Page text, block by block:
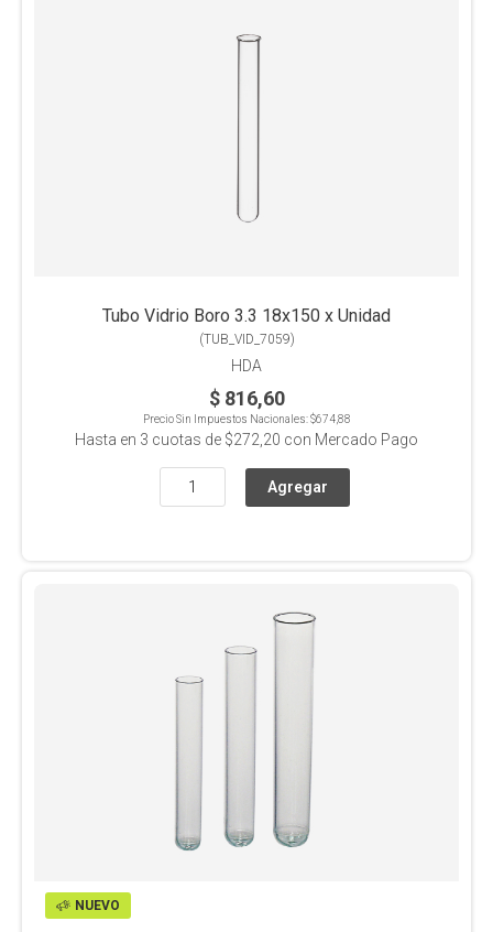
Tubo Vidrio Boro 3.3 18x150 x Unidad
(TUB_VID_7059)
HDA
$ 816,60
Precio Sin Impuestos Nacionales:$674,88
Hasta en 3 cuotas de $272,20 con Mercado Pago
NUEVO